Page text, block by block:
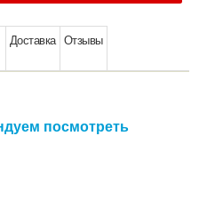
Доставка Отзывы
посмотреть